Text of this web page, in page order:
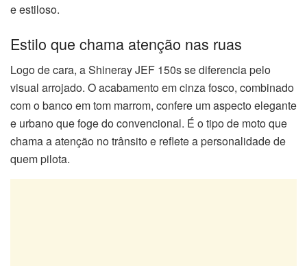
e estiloso.
Estilo que chama atenção nas ruas
Logo de cara, a Shineray JEF 150s se diferencia pelo
visual arrojado. O acabamento em cinza fosco, combinado
com o banco em tom marrom, confere um aspecto elegante
e urbano que foge do convencional. É o tipo de moto que
chama a atenção no trânsito e reflete a personalidade de
quem pilota.